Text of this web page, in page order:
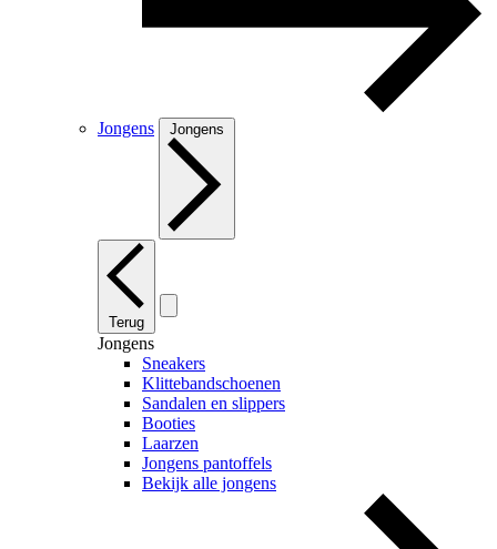
Jongens Jongens
Terug
Jongens
Sneakers
Klittebandschoenen
Sandalen en slippers
Booties
Laarzen
Jongens pantoffels
Bekijk alle jongens